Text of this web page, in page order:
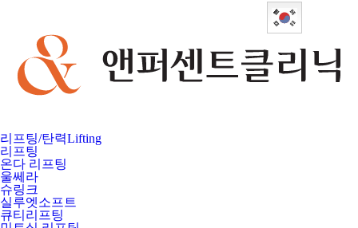
리프팅/탄력Lifting
리프팅
온다 리프팅
울쎄라
슈링크
실루엣소프트
큐티리프팅